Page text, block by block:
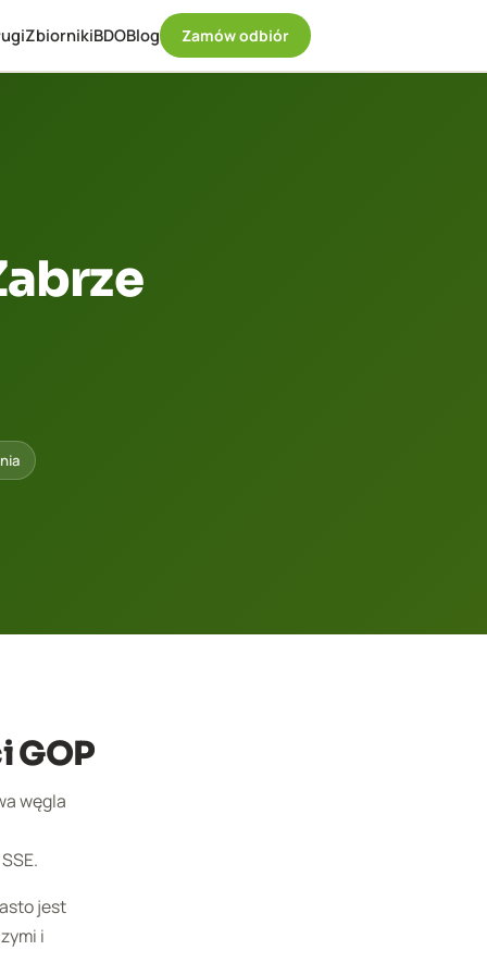
ZbiornikiBDOBlog Zamów odbiór
GOP
węgla
jest
i